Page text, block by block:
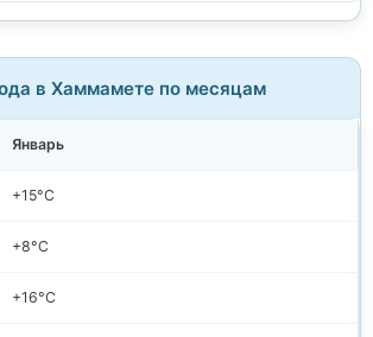
в Хаммамете по месяцам
Январь
+15°C
+8°C
+16°C